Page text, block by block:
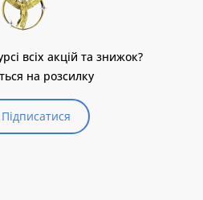
всіх акцій та знижок?
на розсилку
Підписатися